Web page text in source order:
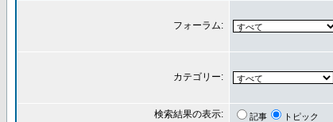
フォーラム:
カテゴリー:
検索結果の表示: 記事 トピック